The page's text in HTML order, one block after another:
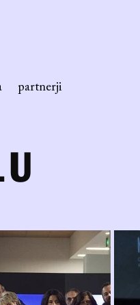
partnerji